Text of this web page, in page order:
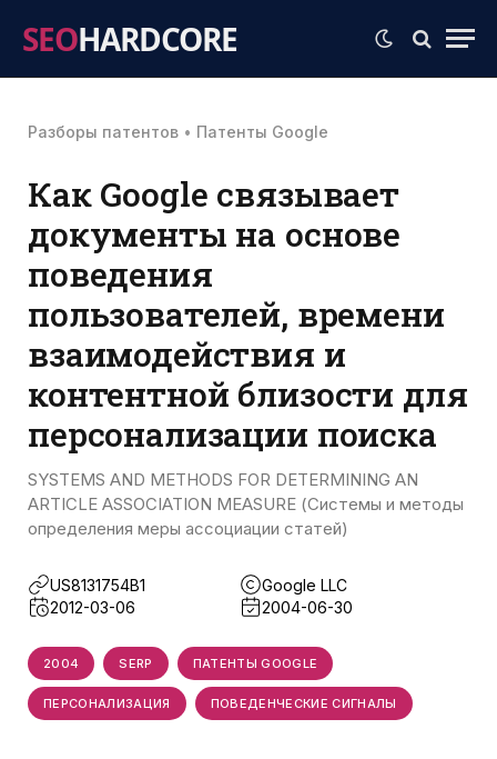
SEOHARDCORE
Разборы патентов • Патенты Google
Как Google связывает
документы на основе
поведения
пользователей, времени
взаимодействия и
контентной близости для
персонализации поиска
SYSTEMS AND METHODS FOR DETERMINING AN
ARTICLE ASSOCIATION MEASURE (Системы и методы
определения меры ассоциации статей)
US8131754B1
Google LLC
2012-03-06
2004-06-30
2004 SERP ПАТЕНТЫ GOOGLE
ПЕРСОНАЛИЗАЦИЯ ПОВЕДЕНЧЕСКИЕ СИГНАЛЫ